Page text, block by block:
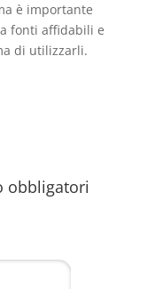
è importante
fonti affidabili e
di utilizzarli.
obbligatori